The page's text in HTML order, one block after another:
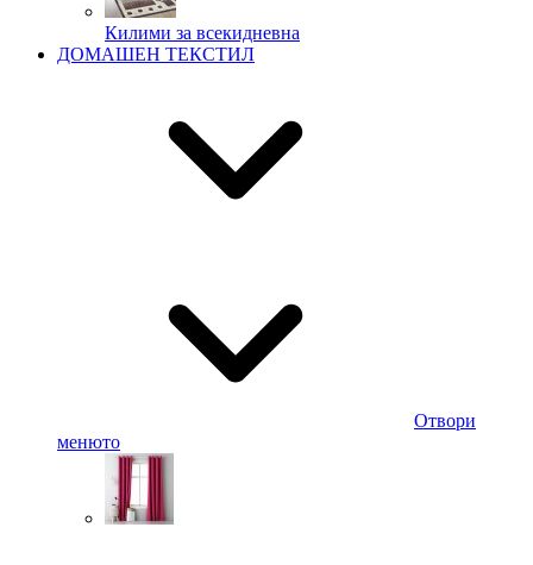
Килими за всекидневна
ДОМАШЕН ТЕКСТИЛ
Отвори
менюто